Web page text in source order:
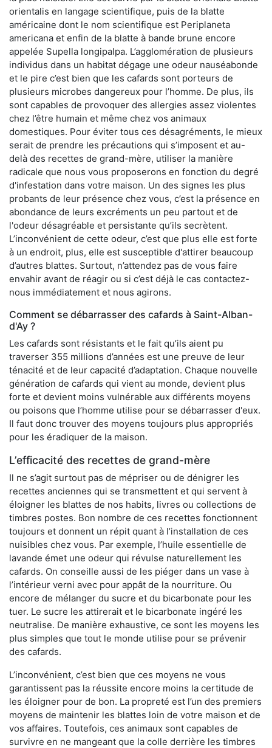
orientalis en langage scientifique, puis de la blatte
américaine dont le nom scientifique est Periplaneta
americana et enfin de la blatte à bande brune encore
appelée Supella longipalpa. L’agglomération de plusieurs
individus dans un habitat dégage une odeur nauséabonde
et le pire c’est bien que les cafards sont porteurs de
plusieurs microbes dangereux pour l’homme. De plus, ils
sont capables de provoquer des allergies assez violentes
chez l’être humain et même chez vos animaux
domestiques. Pour éviter tous ces désagréments, le mieux
serait de prendre les précautions qui s’imposent et au-
delà des recettes de grand-mère, utiliser la manière
radicale que nous vous proposerons en fonction du degré
d'infestation dans votre maison. Un des signes les plus
probants de leur présence chez vous, c’est la présence en
abondance de leurs excréments un peu partout et de
l'odeur désagréable et persistante qu’ils secrètent.
L’inconvénient de cette odeur, c’est que plus elle est forte
à un endroit, plus, elle est susceptible d'attirer beaucoup
d’autres blattes. Surtout, n’attendez pas de vous faire
envahir avant de réagir ou si c’est déjà le cas contactez-
nous immédiatement et nous agirons.
Comment se débarrasser des cafards à Saint-Alban-
d'Ay ?
Les cafards sont résistants et le fait qu’ils aient pu
traverser 355 millions d’années est une preuve de leur
ténacité et de leur capacité d’adaptation. Chaque nouvelle
génération de cafards qui vient au monde, devient plus
forte et devient moins vulnérable aux différents moyens
ou poisons que l’homme utilise pour se débarrasser d'eux.
Il faut donc trouver des moyens toujours plus appropriés
pour les éradiquer de la maison.
L’efficacité des recettes de grand-mère
Il ne s’agit surtout pas de mépriser ou de dénigrer les
recettes anciennes qui se transmettent et qui servent à
éloigner les blattes de nos habits, livres ou collections de
timbres postes. Bon nombre de ces recettes fonctionnent
toujours et donnent un répit quant à l’installation de ces
nuisibles chez vous. Par exemple, l’huile essentielle de
lavande émet une odeur qui révulse naturellement les
cafards. On conseille aussi de les piéger dans un vase à
l’intérieur verni avec pour appât de la nourriture. Ou
encore de mélanger du sucre et du bicarbonate pour les
tuer. Le sucre les attirerait et le bicarbonate ingéré les
neutralise. De manière exhaustive, ce sont les moyens les
plus simples que tout le monde utilise pour se prévenir
des cafards.
L’inconvénient, c’est bien que ces moyens ne vous
garantissent pas la réussite encore moins la certitude de
les éloigner pour de bon. La propreté est l’un des premiers
moyens de maintenir les blattes loin de votre maison et de
vos affaires. Toutefois, ces animaux sont capables de
survivre en ne mangeant que la colle derrière les timbres